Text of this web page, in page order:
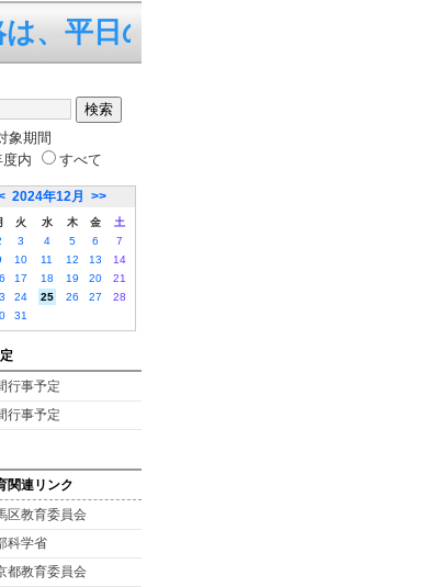
、平日の7:45～19:00でお
象期間
度内
すべて
2024年12月 >>
火 水 木 金
土
3 4 5 6
7
10 11 12 13
14
17 18 19 20
21
24 25 26 27
28
31
行事予定
行事予定
関連リンク
区教育委員会
科学省
都教育委員会